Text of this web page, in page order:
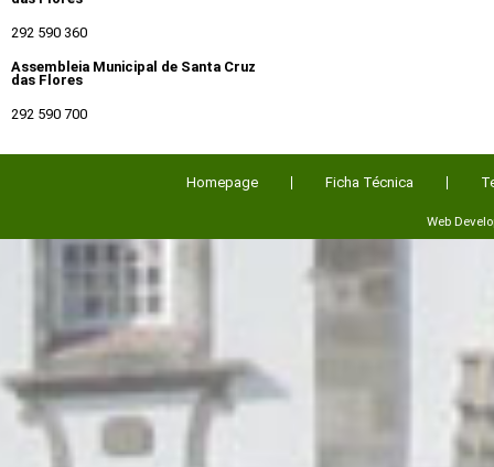
292 590 360
Assembleia Municipal de Santa Cruz
das Flores
292 590 700
Homepage Ficha Técnica
Web